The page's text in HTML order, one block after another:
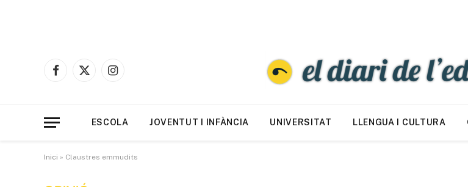
Facebook
X
Instagram
ESCOLA JOVENTUT I INFÀNCIA UNIVERSITAT LLENGUA I CULTURA
Inici » Claustres emmudits